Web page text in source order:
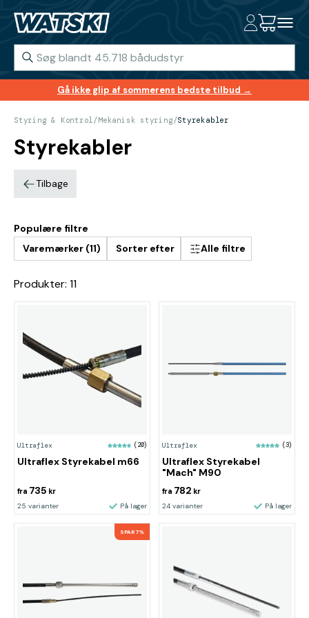
Gå ikke glip af sommerens bedste tilbud →
Styring & Kontrol/Mekanisk styring/Styrekabler
Styrekabler
Tilbage
Populære filtre
Varemærker (11)
Sorter efter Alle filtre
Produkter: 11
Ultraflex (20)
Ultraflex Styrekabel m66
fra 735 kr
25 varianter På lager
Ultraflex (3)
Ultraflex Styrekabel
"Mach" M90
fra 782 kr
24 varianter På lager
SPAR 7%